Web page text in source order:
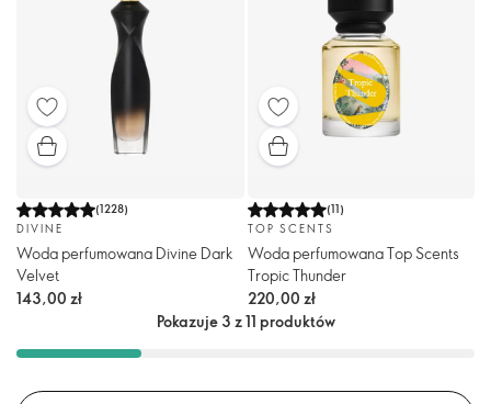
(1228)
DIVINE
Woda perfumowana Divine Dark
Velvet
143,00 zł
(11)
TOP SCENTS
Woda perfumowana Top Scents
Tropic Thunder
220,00 zł
Pokazuje 3 z 11 produktów